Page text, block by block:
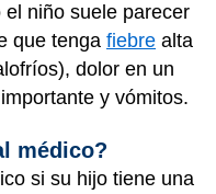
niño suele parecer
que tenga fiebre alta
dolor en un
y vómitos.
médico?
si su hijo tiene una